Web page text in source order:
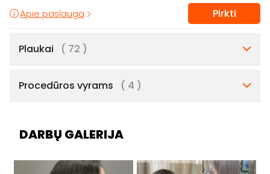
Apie paslaugą Pirkti
Plaukai ( 72 )
Procedūros vyrams ( 4 )
DARBŲ GALERIJA